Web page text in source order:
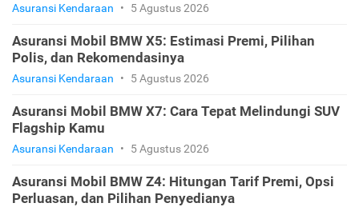
Asuransi Kendaraan • 5 Agustus 2026
Asuransi Mobil BMW X5: Estimasi Premi, Pilihan
Polis, dan Rekomendasinya
Asuransi Kendaraan • 5 Agustus 2026
Asuransi Mobil BMW X7: Cara Tepat Melindungi SUV
Flagship Kamu
Asuransi Kendaraan • 5 Agustus 2026
Asuransi Mobil BMW Z4: Hitungan Tarif Premi, Opsi
Perluasan, dan Pilihan Penyedianya